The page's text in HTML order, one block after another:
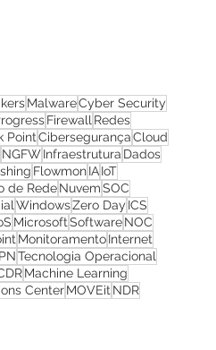
MalwareCyber Security
Firewall Redes
PointCibersegurançaCloud
NGFW Infraestrutura Dados
FlowmonIAIoT
de Rede NuvemSOC
WindowsZero Day ICS
MicrosoftSoftware NOC
Monitoramento Internet
Tecnologia Operacional
Machine Learning
CenterMOVEit NDR